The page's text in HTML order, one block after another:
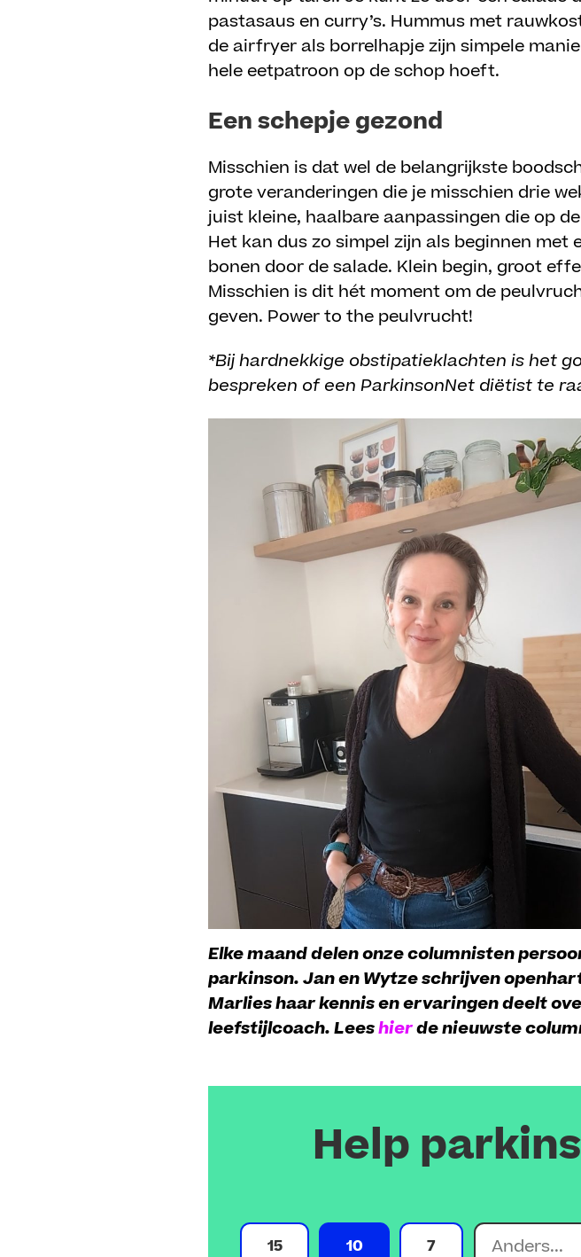
pastasaus en curry’s. Hummus met
de airfryer als borrelhapje zijn simpele
hele eetpatroon op de schop hoeft.
Een schepje gezond
Misschien is dat wel de belangrijkste
grote veranderingen die je misschien drie
juist kleine, haalbare aanpassingen die op
Het kan dus zo simpel zijn als beginnen met
bonen door de salade. Klein begin, groot
Misschien is dit hét moment om de
geven. Power to the peulvrucht!
*Bij hardnekkige obstipatieklachten is het
bespreken of een ParkinsonNet diëtist te
Elke maand delen onze columnisten
parkinson. Jan en Wytze schrijven
Marlies haar kennis en ervaringen deelt
leefstijlcoach. Leeshierde nieuwste
Help
15 10 7